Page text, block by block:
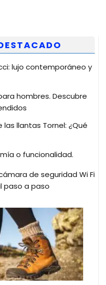
lujo contemporáneo y
hombres. Descubre
llantas Tornel: ¿Qué
o funcionalidad.
de seguridad Wi Fi
paso a paso